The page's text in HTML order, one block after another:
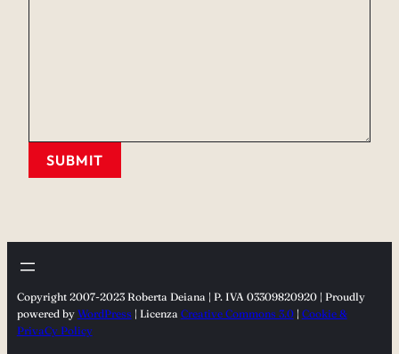
SUBMIT
Copyright 2007-2023 Roberta Deiana | P. IVA 03309820920 | Proudly
powered by WordPress | Licenza Creative Commons 3.0| Cookie &
PrivaCy Policy